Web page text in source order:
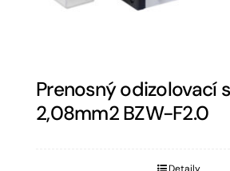
Prenosný odizolovací
2,08mm2 BZW-F2.0